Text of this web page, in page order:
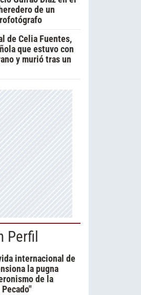
de un
de Celia Fuentes,
que estuvo con
y murió tras un
Perfil
internacional de
la pugna
de la